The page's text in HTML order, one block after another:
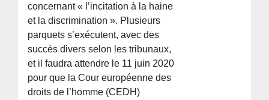
concernant « l’incitation à la haine
et la discrimination ». Plusieurs
parquets s’exécutent, avec des
succès divers selon les tribunaux,
et il faudra attendre le 11 juin 2020
pour que la Cour européenne des
droits de l’homme (CEDH)